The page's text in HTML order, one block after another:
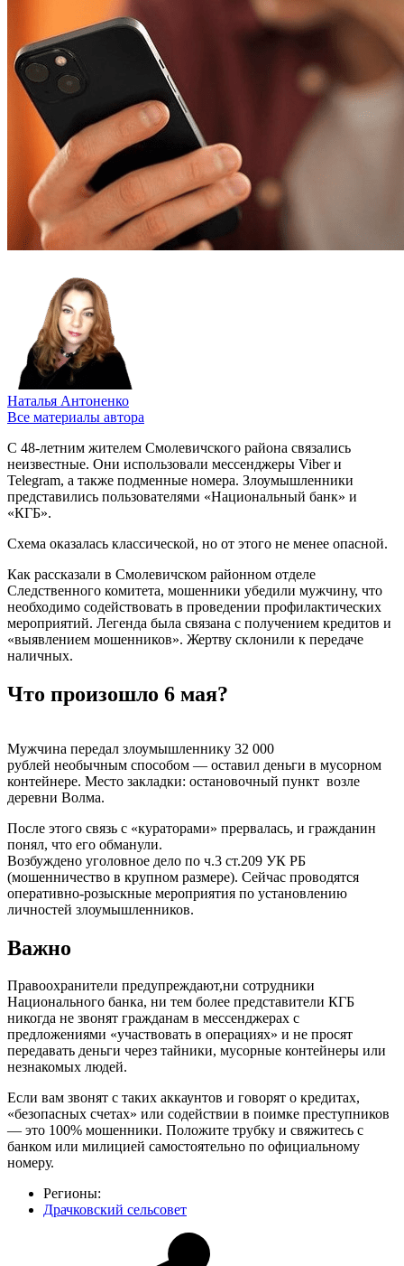
Наталья Антоненко
Все материалы автора
С 48-летним жителем Смолевичского района связались
неизвестные. Они использовали мессенджеры Viber и
Telegram, а также подменные номера. Злоумышленники
представились пользователями «Национальный банк» и
«КГБ».
Схема оказалась классической, но от этого не менее опасной.
Как рассказали в Смолевичском районном отделе
Следственного комитета, мошенники убедили мужчину, что
необходимо содействовать в проведении профилактических
мероприятий. Легенда была связана с получением кредитов и
«выявлением мошенников». Жертву склонили к передаче
наличных.
Что произошло 6 мая?
Мужчина передал злоумышленнику 32 000
рублей необычным способом — оставил деньги в мусорном
контейнере. Место закладки: остановочный пункт возле
деревни Волма.
После этого связь с «кураторами» прервалась, и гражданин
понял, что его обманули.
Возбуждено уголовное дело по ч.3 ст.209 УК РБ
(мошенничество в крупном размере). Сейчас проводятся
оперативно-розыскные мероприятия по установлению
личностей злоумышленников.
Важно
Правоохранители предупреждают,ни сотрудники
Национального банка, ни тем более представители КГБ
никогда не звонят гражданам в мессенджерах с
предложениями «участвовать в операциях» и не просят
передавать деньги через тайники, мусорные контейнеры или
незнакомых людей.
Если вам звонят с таких аккаунтов и говорят о кредитах,
«безопасных счетах» или содействии в поимке преступников
— это 100% мошенники. Положите трубку и свяжитесь с
банком или милицией самостоятельно по официальному
номеру.
Регионы:
Драчковский сельсовет